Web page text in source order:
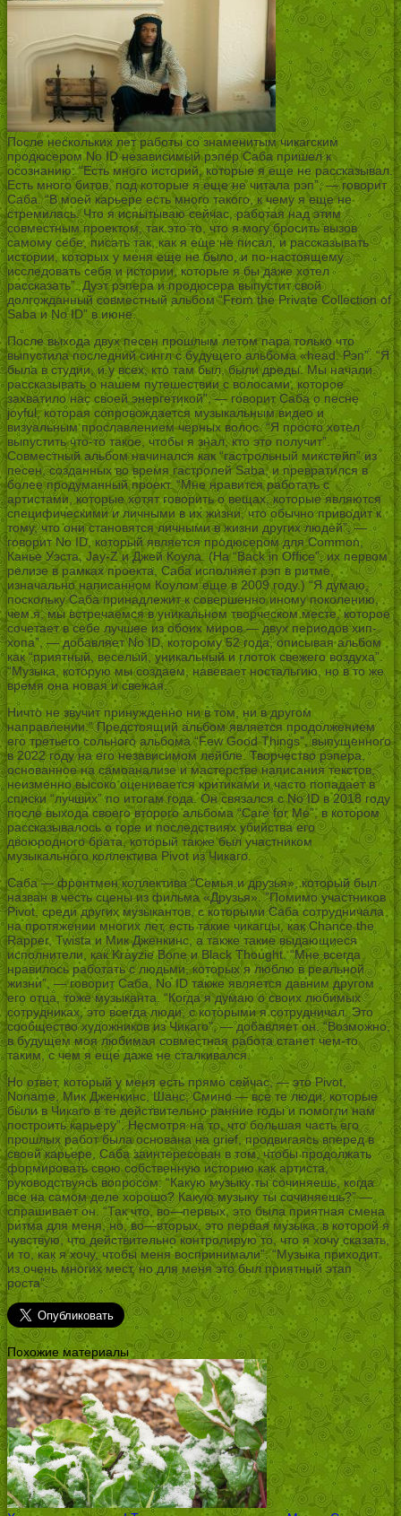
После нескольких лет работы со знаменитым чикагским
продюсером No ID независимый рэпер Саба пришел к
осознанию. “Есть много историй, которые я еще не рассказывал.
Есть много битов, под которые я еще не читала рэп”, — говорит
Саба. “В моей карьере есть много такого, к чему я еще не
стремилась. Что я испытываю сейчас, работая над этим
совместным проектом, так это то, что я могу бросить вызов
самому себе, писать так, как я еще не писал, и рассказывать
истории, которых у меня еще не было, и по-настоящему
исследовать себя и истории, которые я бы даже хотел
рассказать”. Дуэт рэпера и продюсера выпустит свой
долгожданный совместный альбом “From the Private Collection of
Saba и No ID” в июне.
После выхода двух песен прошлым летом пара только что
выпустила последний сингл с будущего альбома «head. Рэп”. “Я
была в студии, и у всех, кто там был, были дреды. Мы начали
рассказывать о нашем путешествии с волосами, которое
захватило нас своей энергетикой”, — говорит Саба о песне
joyful, которая сопровождается музыкальным видео и
визуальным прославлением черных волос. “Я просто хотел
выпустить что-то такое, чтобы я знал, кто это получит”.
Совместный альбом начинался как “гастрольный микстейп” из
песен, созданных во время гастролей Saba, и превратился в
более продуманный проект. “Мне нравится работать с
артистами, которые хотят говорить о вещах, которые являются
специфическими и личными в их жизни, что обычно приводит к
тому, что они становятся личными в жизни других людей”, —
говорит No ID, который является продюсером для Common,
Канье Уэста, Jay-Z и Джей Коула. (На “Back in Office”, их первом
релизе в рамках проекта, Саба исполняет рэп в ритме,
изначально написанном Коулом еще в 2009 году.) “Я думаю,
поскольку Саба принадлежит к совершенно иному поколению,
чем я, мы встречаемся в уникальном творческом месте, которое
сочетает в себе лучшее из обоих миров — двух периодов хип-
хопа”, — добавляет No ID, которому 52 года, описывая альбом
как “приятный, веселый, уникальный и глоток свежего воздуха”.
“Музыка, которую мы создаем, навевает ностальгию, но в то же
время она новая и свежая.
Ничто не звучит принужденно ни в том, ни в другом
направлении.” Предстоящий альбом является продолжением
его третьего сольного альбома “Few Good Things”, выпущенного
в 2022 году на его независимом лейбле. Творчество рэпера,
основанное на самоанализе и мастерстве написания текстов,
неизменно высоко оценивается критиками и часто попадает в
списки “лучших” по итогам года. Он связался с No ID в 2018 году
после выхода своего второго альбома “Care for Me”, в котором
рассказывалось о горе и последствиях убийства его
двоюродного брата, который также был участником
музыкального коллектива Pivot из Чикаго.
Саба — фронтмен коллектива “Семья и друзья», который был
назван в честь сцены из фильма «Друзья». ”Помимо участников
Pivot, среди других музыкантов, с которыми Саба сотрудничала
на протяжении многих лет, есть такие чикагцы, как Chance the
Rapper, Twista и Мик Дженкинс, а также такие выдающиеся
исполнители, как Krayzie Bone и Black Thought. “Мне всегда
нравилось работать с людьми, которых я люблю в реальной
жизни”, — говорит Саба, No ID также является давним другом
его отца, тоже музыканта. “Когда я думаю о своих любимых
сотрудниках, это всегда люди, с которыми я сотрудничал. Это
сообщество художников из Чикаго”, — добавляет он. “Возможно,
в будущем моя любимая совместная работа станет чем-то
таким, с чем я еще даже не сталкивался.
Но ответ, который у меня есть прямо сейчас, — это Pivot,
Noname, Мик Дженкинс, Шанс, Смино — все те люди, которые
были в Чикаго в те действительно ранние годы и помогли нам
построить карьеру”. Несмотря на то, что большая часть его
прошлых работ была основана на grief, продвигаясь вперед в
своей карьере, Саба заинтересован в том, чтобы продолжать
формировать свою собственную историю как артиста,
руководствуясь вопросом: “Какую музыку ты сочиняешь, когда
все на самом деле хорошо? Какую музыку ты сочиняешь?” —
спрашивает он. “Так что, во—первых, это была приятная смена
ритма для меня, но, во—вторых, это первая музыка, в которой я
чувствую, что действительно контролирую то, что я хочу сказать,
и то, как я хочу, чтобы меня воспринимали”. “Музыка приходит
из очень многих мест, но для меня это был приятный этап
роста”.
Похожие материалы